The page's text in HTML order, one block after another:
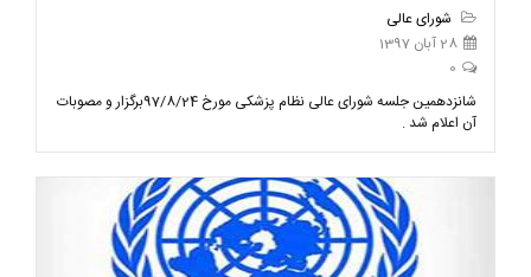
شورای عالی
28 آبان 1397
0
شانزدهمین جلسه شورای عالی نظام پزشکی مورخ 97/8/24برگزار و مصوبات
آن اعلام شد .